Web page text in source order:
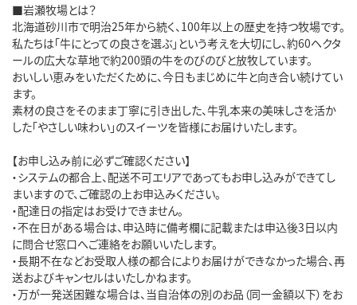
■岩瀬牧場とは？
北海道砂川市で明治25年から続く、100年以上の歴史を持つ牧場です。
私たちは「牛にとっての良さを選ぶ」という考えを大切にし、約60ヘクタ
ールの広大な草地で約200頭の牛をのびのびと放牧しています。
おいしい恵みをいただくために、今日もまじめに牛と向き合い続けてい
ます。
素材の良さをそのまま丁寧に引き出した、牛乳本来の美味しさを活か
した「やさしい味わい」のスイーツを皆様にお届けいたします。
【お申し込み前に必ずご確認ください】
・システムの都合上、配送不可エリアであってもお申し込みができてし
まいますので、ご確認の上お申込みください。
・配達日の指定はお受けできません。
・不在日がある場合は、申込時に備考欄に記載または申込後3日以内
に問合せ窓口へご連絡をお願いいたします。
・長期不在などお受取人様の都合によりお届けができなかった場合、再
送およびキャンセルはいたしかねます。
・万が一発送困難な場合は、当自治体の別のお品（同一金額以下）をお